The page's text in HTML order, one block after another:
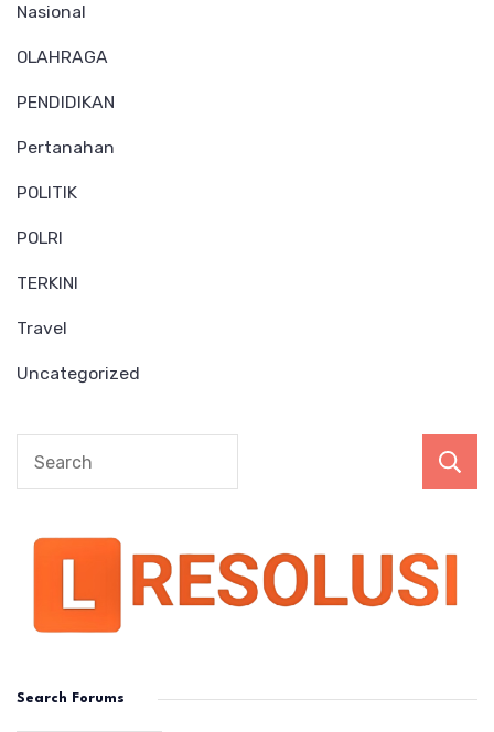
Nasional
OLAHRAGA
PENDIDIKAN
Pertanahan
POLITIK
POLRI
TERKINI
Travel
Uncategorized
Search Forums